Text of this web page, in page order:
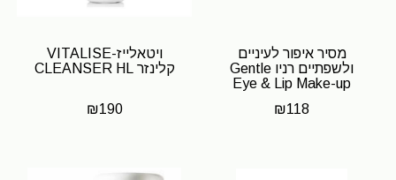
מסיר איפור לעיניים
ולשפתיים ‏רניו Gentle
Eye & Lip Make-up
₪118
ויטאלייז-VITALISE
קלינזר CLEANSER HL
₪190